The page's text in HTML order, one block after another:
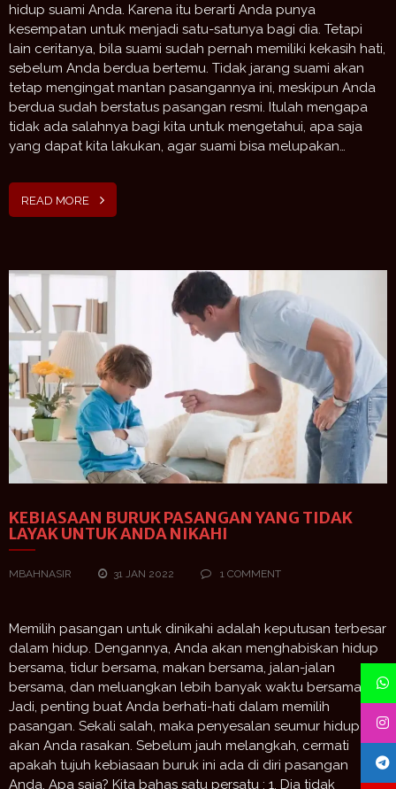
hidup suami Anda. Karena itu berarti Anda punya
kesempatan untuk menjadi satu-satunya bagi dia. Tetapi
lain ceritanya, bila suami sudah pernah memiliki kekasih hati,
sebelum Anda berdua bertemu. Tidak jarang suami akan
tetap mengingat mantan pasangannya ini, meskipun Anda
berdua sudah berstatus pasangan resmi. Itulah mengapa
tidak ada salahnya bagi kita untuk mengetahui, apa saja
yang dapat kita lakukan, agar suami bisa melupakan…
READ MORE
KEBIASAAN BURUK PASANGAN YANG TIDAK
LAYAK UNTUK ANDA NIKAHI
MBAHNASIR 31 JAN 2022 1 COMMENT
Memilih pasangan untuk dinikahi adalah keputusan terbesar
dalam hidup. Dengannya, Anda akan menghabiskan hidup
bersama, tidur bersama, makan bersama, jalan-jalan
bersama, dan meluangkan lebih banyak waktu bersama.
Jadi, penting buat Anda berhati-hati dalam memilih
pasangan. Sekali salah, maka penyesalan seumur hidup
akan Anda rasakan. Sebelum jauh melangkah, cermati
apakah tujuh kebiasaan buruk ini ada di diri pasangan
Anda. Apa saja? Kita bahas satu persatu : 1. Dia tidak